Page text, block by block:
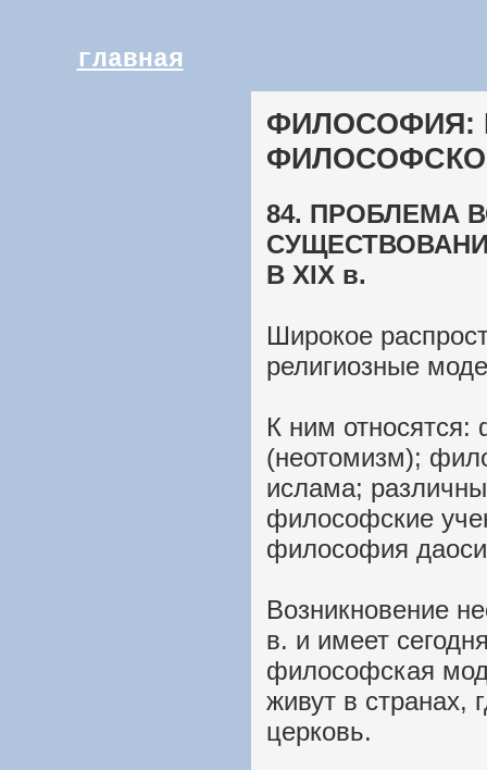
главная
ФИЛОСОФИЯ:
84. ПРОБЛЕМА
В XIX в.
Широкое
религиозные
К ним относятся:
(неотомизм);
ислама;
философские
философия
Возникновение
в. и имеет
философская
живут в странах,
церковь.